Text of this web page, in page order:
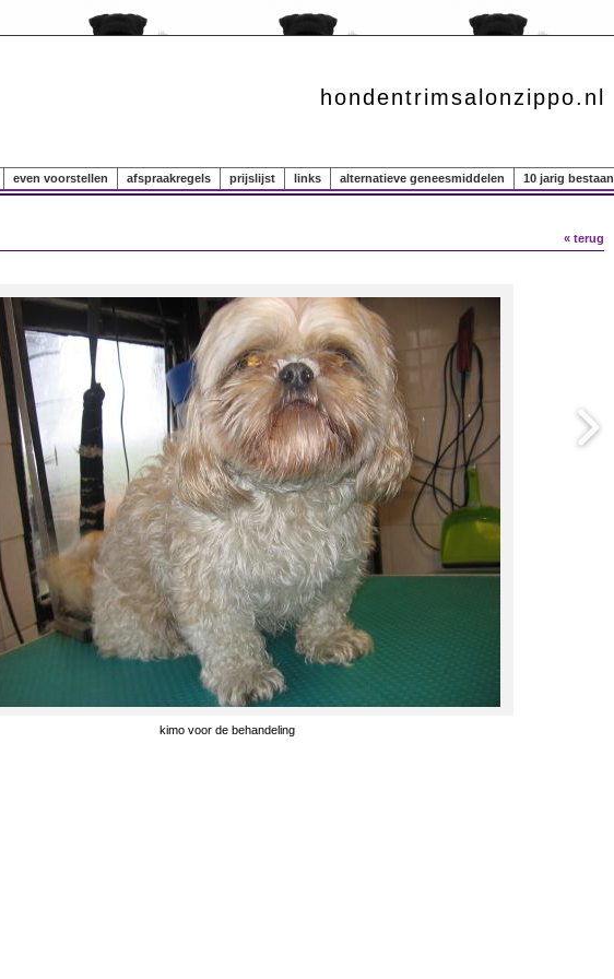
hondentrimsalonzippo.nl
even voorstellen afspraakregels prijslijst links alternatieve geneesmiddelen 10 jarig bestaan
« terug
kimo voor de behandeling